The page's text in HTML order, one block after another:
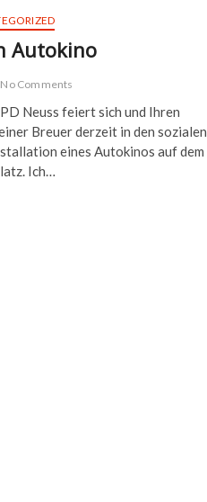
Autokino
No Comments
Neuss feiert sich und Ihren
Breuer derzeit in den sozialen
eines Autokinos auf dem
Ich…